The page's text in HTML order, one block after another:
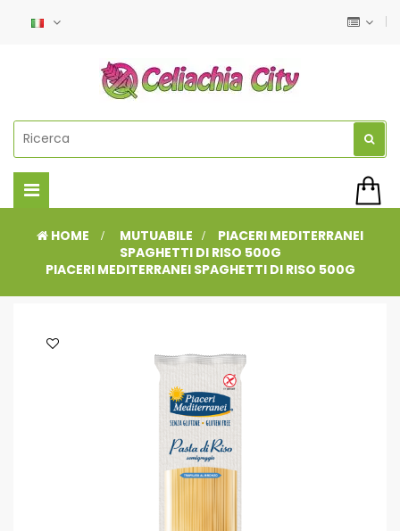
Navigazione
Toggle
HOME > MUTUABILE >
PIACERI MEDITERRANEI
SPAGHETTI DI RISO 500G
PIACERI MEDITERRANEI SPAGHETTI DI RISO 500G